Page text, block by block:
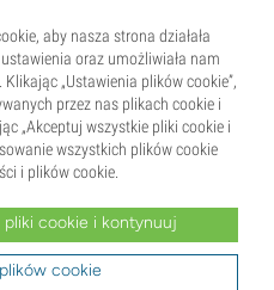
aby nasza strona działała
oraz umożliwiała nam
„Ustawienia plików cookie”,
przez nas plikach cookie i
„Akceptuj wszystkie pliki cookie i
wszystkich plików cookie
i plików cookie.
cookie i kontynuuj
cookie
Kiełkowanie nasion jest nielegalne w wielu krajach.
nie ponosi odpowiedzialności za działania
z prawem.